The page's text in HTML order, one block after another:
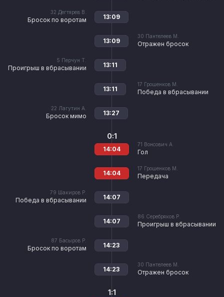
32 Дегтярев В.
Бросок по воротам 13:09
30 Пантелеев М.
Отражен бросок
13:09
5 Перчун Т.
Проигрыш в вбрасывании 13:11
17 Грошенков М.
Победа в вбрасывании
13:11
22 Лагутин А.
Бросок мимо 13:27
71 Вонсович А.
Гол
0:1
14:04
17 Грошенков М.
Передача
14:04
79 Шакиров Р.
Победа в вбрасывании 14:07
86 Серебряков Р.
Проигрыш в вбрасывании
14:07
87 Басыров Р.
Бросок по воротам 14:23
30 Пантелеев М.
Отражен бросок
14:23
1:1